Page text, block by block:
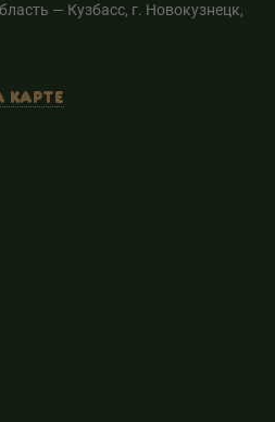
— Кузбасс, г. Новокузнецк,
КАРТЕ